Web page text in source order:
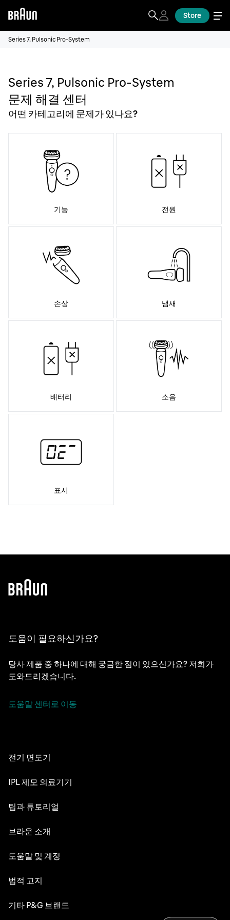
Store
Series 7, Pulsonic Pro-System
Series 7, Pulsonic Pro-System
문제 해결 센터
어떤 카테고리에 문제가 있나요?
기능 전원
손상 냄새
배터리 소음
표시
도움이 필요하신가요?
당사 제품 중 하나에 대해 궁금한 점이 있으신가요? 저희가
도와드리겠습니다.
도움말 센터로 이동
전기 면도기
NEVO
시리즈 7
교체 부품
IPL 제모 의료기기
실크 엑스퍼트 Pro 5
팁과 튜토리얼
면도의 세계
헤어 스타일링
브라운 소개
디자인 & 장인정신
도움말 및 계정
고객 서비스
법적 고지
웹사이트 이용약관
기타 P&G 브랜드